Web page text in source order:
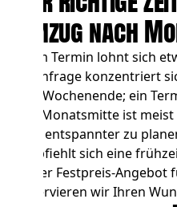
Umzug nach
Beim Termin lohnt sich
Nachfrage konzentriert
das Wochenende; ein
zur Monatsmitte ist
und entspannter zu
empfiehlt sich eine
unser Festpreis-
reservieren wir Ihren